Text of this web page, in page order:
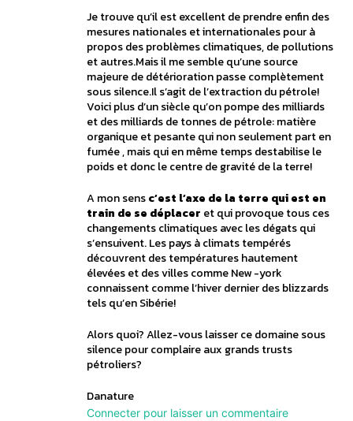
Je trouve qu’il est excellent de prendre enfin des
mesures nationales et internationales pour à
propos des problèmes climatiques, de pollutions
et autres.Mais il me semble qu’une source
majeure de détérioration passe complètement
sous silence.Il s’agit de l’extraction du pétrole!
Voici plus d’un siècle qu’on pompe des milliards
et des milliards de tonnes de pétrole: matière
organique et pesante qui non seulement part en
fumée , mais qui en même temps destabilise le
poids et donc le centre de gravité de la terre!
A mon sensc’est l’axe de la terre qui est en
train de se déplacer et qui provoque tous ces
changements climatiques avec les dégats qui
s’ensuivent. Les pays à climats tempérés
découvrent des températures hautement
élevées et des villes comme New -york
connaissent comme l’hiver dernier des blizzards
tels qu’en Sibérie!
Alors quoi? Allez-vous laisser ce domaine sous
silence pour complaire aux grands trusts
pétroliers?
Danature
Connecter pour laisser un commentaire